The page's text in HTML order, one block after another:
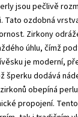
jsou pečlivě
Tato ozdobná
Zirkony
úhlu, čímž
je moderní,
šperku dodává
obepíná
propojení.